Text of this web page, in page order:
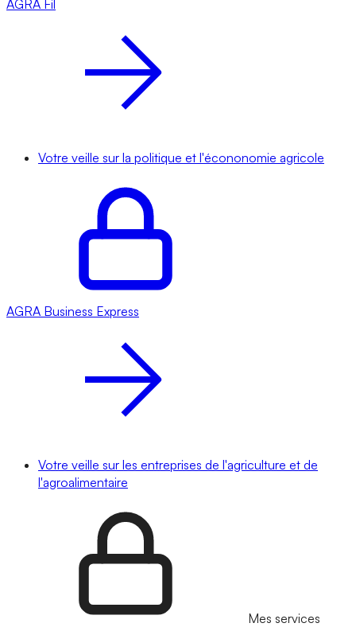
AGRA Fil
Votre veille sur la politique et l'écononomie agricole
AGRA Business Express
Votre veille sur les entreprises de l'agriculture et de
l'agroalimentaire
Mes services